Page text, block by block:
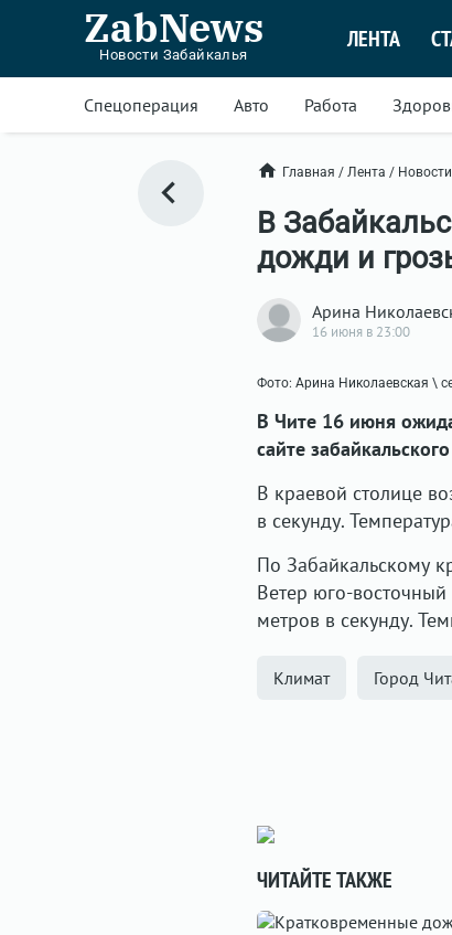
ZabNews
Новости Забайкалья
ЛЕНТА
Спецоперация Авто Работа
Главная / Лента / Новости
В
дожди и
Арина
16 июня в 23:00
Фото: Арина Николаевская \
В Чите 16 июня
сайте
В краевой столице
в секунду.
По Забайкальскому
Ветер юго-
метров в секунду.
Климат Город
ЧИТАЙТЕ ТАКЖЕ